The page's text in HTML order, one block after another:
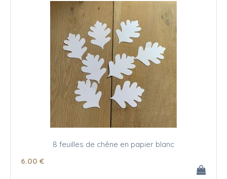
8 feuilles de chêne en papier blanc
6.00 €